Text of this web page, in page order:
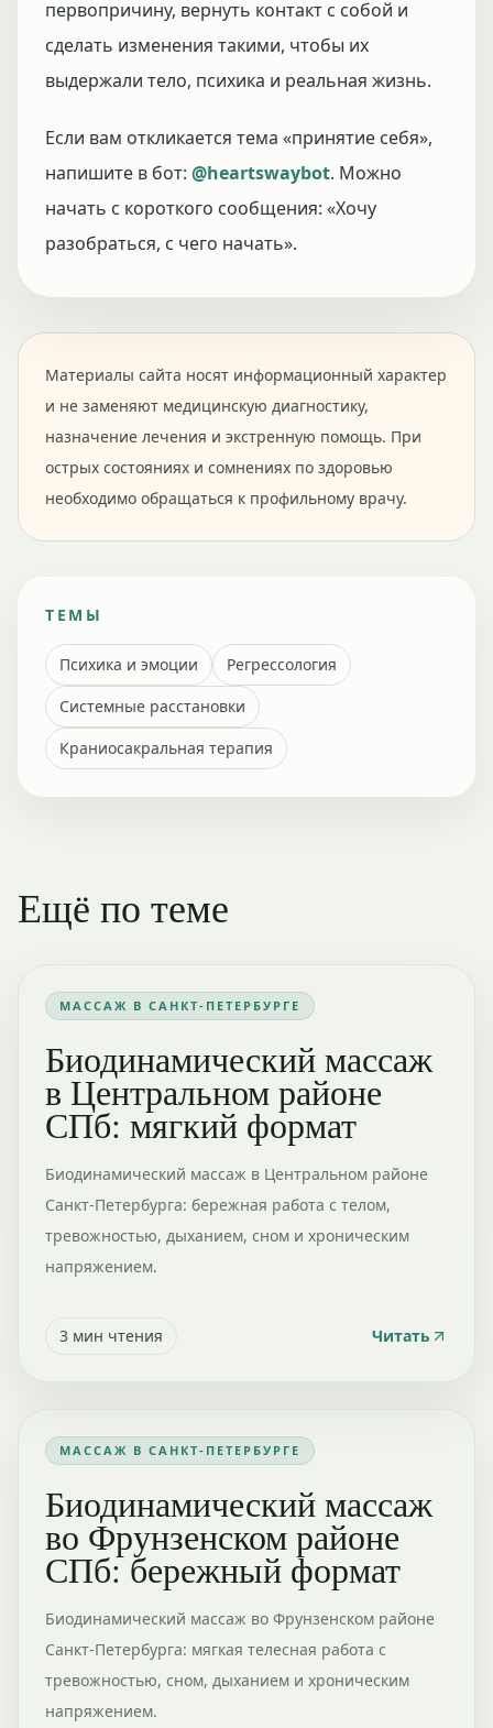
первопричину, вернуть контакт с собой и
сделать изменения такими, чтобы их
выдержали тело, психика и реальная жизнь.
Если вам откликается тема «принятие себя»,
напишите в бот: @heartswaybot. Можно
начать с короткого сообщения: «Хочу
разобраться, с чего начать».
Материалы сайта носят информационный характер
и не заменяют медицинскую диагностику,
назначение лечения и экстренную помощь. При
острых состояниях и сомнениях по здоровью
необходимо обращаться к профильному врачу.
ТЕМЫ
Психика и эмоции
Регрессология
Системные расстановки
Краниосакральная терапия
Ещё по теме
МАССАЖ В САНКТ-ПЕТЕРБУРГЕ
Биодинамический массаж
в Центральном районе
СПб: мягкий формат
Биодинамический массаж в Центральном районе
Санкт-Петербурга: бережная работа с телом,
тревожностью, дыханием, сном и хроническим
напряжением.
3 мин чтения Читать
МАССАЖ В САНКТ-ПЕТЕРБУРГЕ
Биодинамический массаж
во Фрунзенском районе
СПб: бережный формат
Биодинамический массаж во Фрунзенском районе
Санкт-Петербурга: мягкая телесная работа с
тревожностью, сном, дыханием и хроническим
напряжением.